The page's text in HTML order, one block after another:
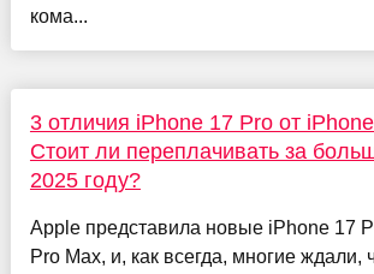
кома...
3 отличия iPhone 17 Pro от
Стоит ли переплачивать за
2025 году?
Apple представила новые iPhone 17
Pro Max, и, как всегда, многие ждали,